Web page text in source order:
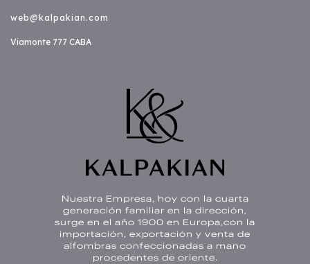
web@kalpakian.com
Viamonte 777 CABA
Nuestra Empresa, hoy con la cuarta
generación familiar en la dirección,
surge en el año 1900 en Europa,con la
importación, exportación y venta de
alfombras confeccionadas a mano
procedentes de oriente.